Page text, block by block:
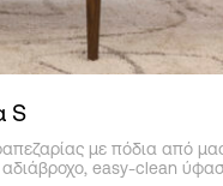
S
με πόδια από
αδιάβροχο, easy-clean